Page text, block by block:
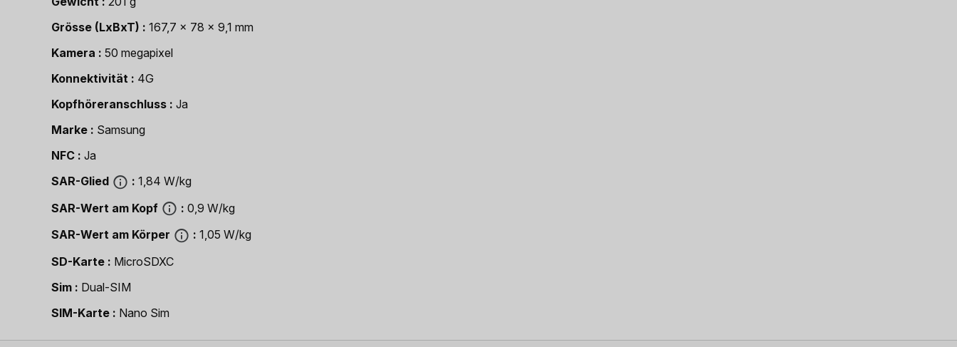
Grösse (LxBxT)
167,7 x 78 x 9,1 mm
Kamera
50 megapixel
Konnektivität
4G
Kopfhöreranschluss
Ja
Marke
Samsung
NFC
Ja
SAR-Glied
1,84 W/kg
SAR-Wert am Kopf
0,9 W/kg
SAR-Wert am Körper
1,05 W/kg
SD-Karte
MicroSDXC
Sim
Dual-SIM
SIM-Karte
Nano Sim